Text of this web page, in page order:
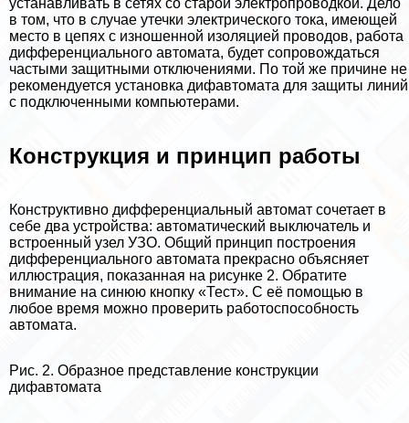
в том, что в случае утечки электрического тока, имеющей
место в цепях с изношенной изоляцией проводов, работа
дифференциального автомата, будет сопровождаться
частыми защитными отключениями. По той же причине не
рекомендуется установка дифавтомата для защиты линий
с подключенными компьютерами.
Конструкция и принцип работы
Конструктивно дифференциальный автомат сочетает в
себе два устройства: автоматический выключатель и
встроенный узел УЗО. Общий принцип построения
дифференциального автомата прекрасно объясняет
иллюстрация, показанная на рисунке 2. Обратите
внимание на синюю кнопку «Тест». С её помощью в
любое время можно проверить работоспособность
автомата.
Рис. 2. Образное представление конструкции
дифавтомата